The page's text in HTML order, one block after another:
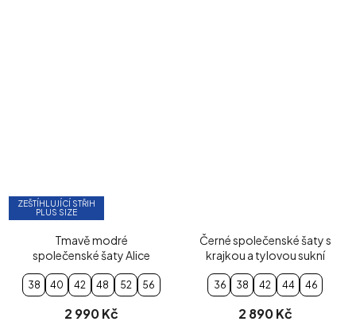
ZEŠTÍHLUJÍCÍ STŘIH
PLUS SIZE
Tmavě modré
společenské šaty Alice
38 40 42 48 52 56
2 990 Kč
Černé společenské šaty s
krajkou a tylovou sukní
36 38 42 44 46
2 890 Kč